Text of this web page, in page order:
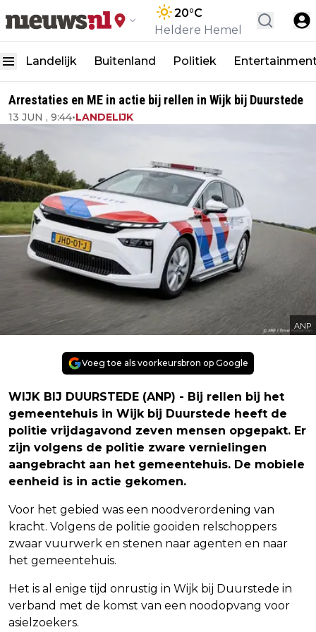
20°C
Heldere Hemel
Landelijk Buitenland Politiek
Arrestaties en ME in actie bij rellen in Wijk bij Duurstede
13 JUN , 9:44•LANDELIJK
ANP
Voeg toe als voorkeursbron op Google
WIJK BIJ DUURSTEDE (ANP) - Bij rellen bij het
gemeentehuis in Wijk bij Duurstede heeft de
politie vrijdagavond zeven mensen opgepakt. Er
zijn volgens de politie zware vernielingen
aangebracht aan het gemeentehuis. De mobiele
eenheid is in actie gekomen.
Voor het gebied was een noodverordening van
kracht. Volgens de politie gooiden relschoppers
zwaar vuurwerk en stenen naar agenten en naar
het gemeentehuis.
Het is al enige tijd onrustig in Wijk bij Duurstede in
verband met de komst van een noodopvang voor
asielzoekers.